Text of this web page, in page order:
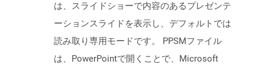
は、スライドショーで内容のあるプレゼンテ
ーションスライドを表示し、デフォルトでは
読み取り専用モードです。 PPSMファイル
は、PowerPointで開くことで、Microsoft